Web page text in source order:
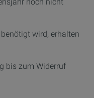
wird, erhalten
bis zum Widerruf